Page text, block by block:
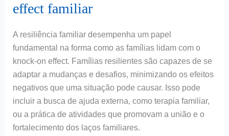
effect familiar
A resiliência familiar desempenha um papel
fundamental na forma como as famílias lidam com o
knock-on effect. Famílias resilientes são capazes de se
adaptar a mudanças e desafios, minimizando os efeitos
negativos que uma situação pode causar. Isso pode
incluir a busca de ajuda externa, como terapia familiar,
ou a prática de atividades que promovam a união e o
fortalecimento dos laços familiares.